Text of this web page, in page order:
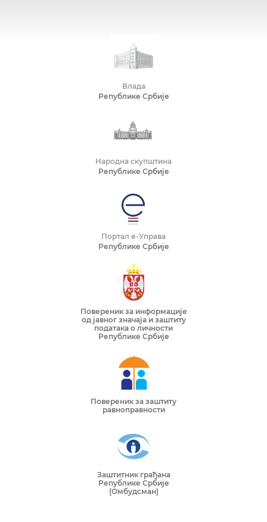
Влада
Републике Србије
Народна скупштина
Републике Србије
Портал е-Управа
Републике Србије
Повереник за информације
од јавног значаја и заштиту
података о личности
Републике Србије
Повереник за заштиту
равноправности
Заштитник грађана
Републике Србије
(Омбудсман)